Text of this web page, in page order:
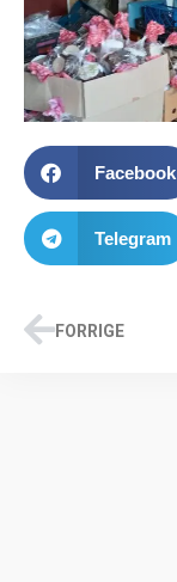
Facebook
Telegram
FORRIGE